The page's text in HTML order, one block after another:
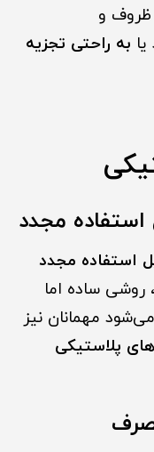
ظروف و
به راحتی تجزیه
مجدد
استفاده مجدد
روشی ساده اما
مهمانان نیز
پلاستیکی